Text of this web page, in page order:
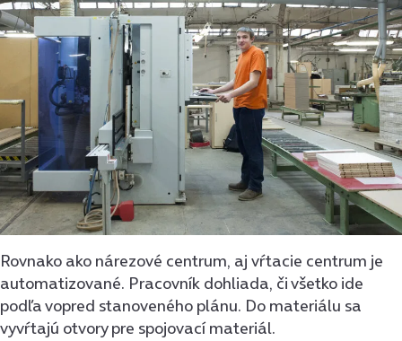
Rovnako ako nárezové centrum, aj vŕtacie centrum je
automatizované. Pracovník dohliada, či všetko ide
podľa vopred stanoveného plánu. Do materiálu sa
vyvŕtajú otvory pre spojovací materiál.